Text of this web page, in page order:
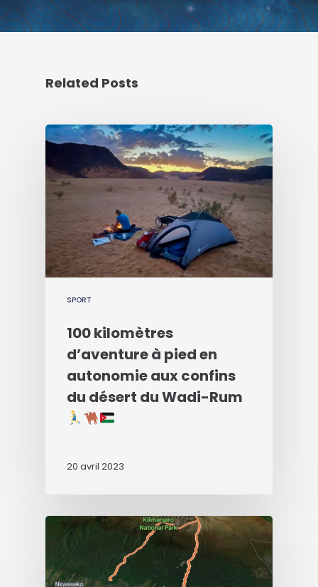
Related Posts
SPORT
100 kilomètres
d’aventure à pied en
autonomie aux confins
du désert du Wadi-Rum
20 avril 2023